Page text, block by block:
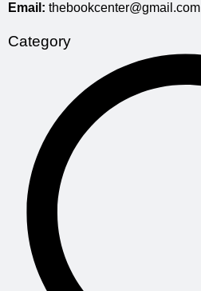
Email: thebookcenter@gmail.com
Category